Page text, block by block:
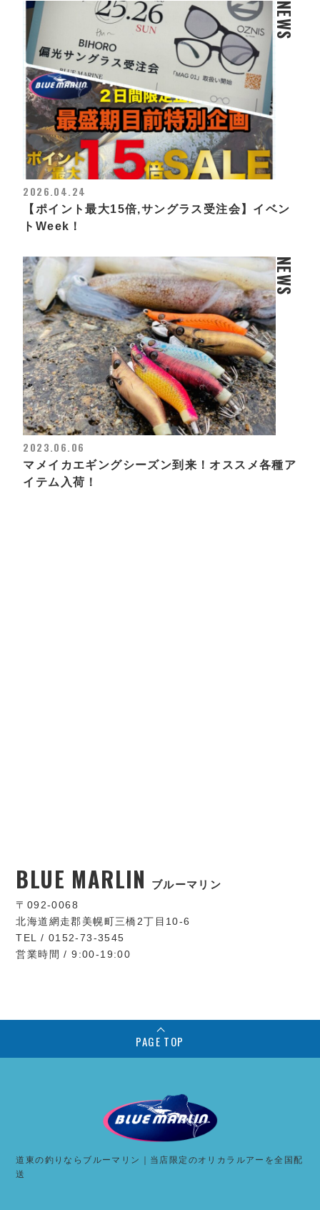
NEWS
2026.04.24
【ポイント最大15倍,サングラス受注会】イベン
トWeek！
NEWS
2023.06.06
マメイカエギングシーズン到来！オススメ各種ア
イテム入荷！
BLUE MARLIN ブルーマリン
〒092-0068
北海道網走郡美幌町三橋2丁目10-6
TEL / 0152-73-3545
営業時間 / 9:00-19:00
PAGE TOP
道東の釣りならブルーマリン｜当店限定のオリカラルアーを全国配
送